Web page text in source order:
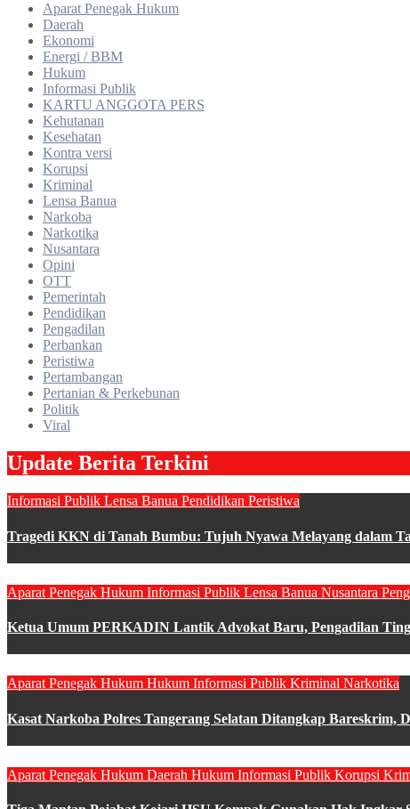
Aparat Penegak Hukum
Daerah
Ekonomi
Energi / BBM
Hukum
Informasi Publik
KARTU ANGGOTA PERS
Kehutanan
Kesehatan
Kontra versi
Korupsi
Kriminal
Lensa Banua
Narkoba
Narkotika
Nusantara
Opini
OTT
Pemerintah
Pendidikan
Pengadilan
Perbankan
Peristiwa
Pertambangan
Pertanian & Perkebunan
Politik
Viral
Update Berita Terkini
Informasi Publik Lensa Banua Pendidikan Peristiwa
Tragedi KKN di Tanah Bumbu: Tujuh Nyawa Melayang dalam
Aparat Penegak Hukum Informasi Publik Lensa Banua Nusantara
Ketua Umum PERKADIN Lantik Advokat Baru, Pengadilan
Aparat Penegak Hukum Hukum Informasi Publik Kriminal Narkotika
Kasat Narkoba Polres Tangerang Selatan Ditangkap Bareskrim,
Aparat Penegak Hukum Daerah Hukum Informasi Publik Korupsi